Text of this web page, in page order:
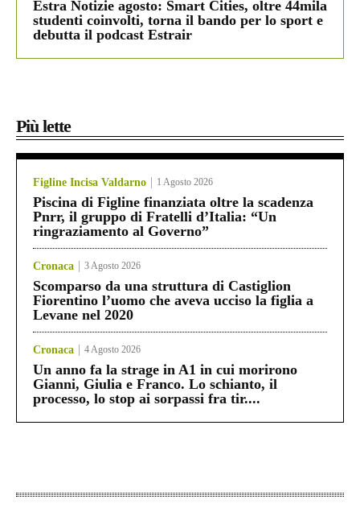
Estra Notizie agosto: Smart Cities, oltre 44mila
studenti coinvolti, torna il bando per lo sport e
debutta il podcast Estrair
Più lette
Figline Incisa Valdarno 1 Agosto 2026
Piscina di Figline finanziata oltre la scadenza
Pnrr, il gruppo di Fratelli d’Italia: “Un
ringraziamento al Governo”
Cronaca 3 Agosto 2026
Scomparso da una struttura di Castiglion
Fiorentino l’uomo che aveva ucciso la figlia a
Levane nel 2020
Cronaca 4 Agosto 2026
Un anno fa la strage in A1 in cui morirono
Gianni, Giulia e Franco. Lo schianto, il
processo, lo stop ai sorpassi fra tir....